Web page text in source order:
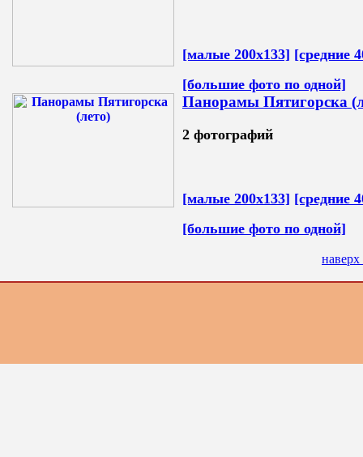
[малые 200х133] [средние
[большие фото по одной]
Панорамы Пятигорска
2 фотографий
[малые 200х133] [средние
[большие фото по одной]